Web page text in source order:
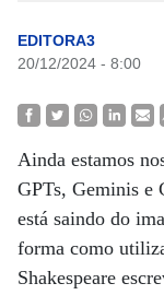
EDITORA3
20/12/2024 - 8:00
Ainda estamos
GPTs, Geminis e
está saindo do
forma como
Shakespeare